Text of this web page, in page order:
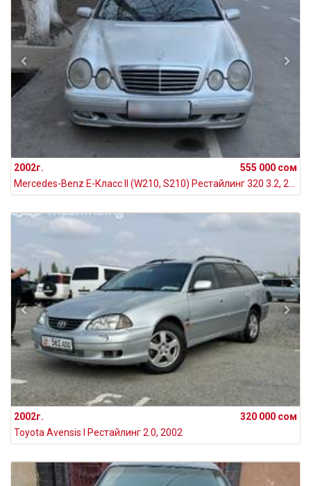
2002г.
555 000 сом
Mercedes-Benz E-Класс II (W210, S210) Рестайлинг 320 3.2, 2002
2002г.
320 000 сом
Toyota Avensis I Рестайлинг 2.0, 2002